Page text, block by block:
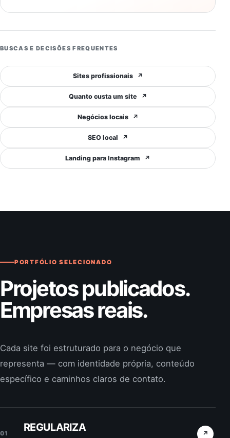
BUSCAS E DECISÕES FREQUENTES
Sites profissionais ↗
Quanto custa um site ↗
Negócios locais ↗
SEO local ↗
Landing para Instagram ↗
PORTFÓLIO SELECIONADO
Projetos publicados.
Empresas reais.
Cada site foi estruturado para o negócio que
representa — com identidade própria, conteúdo
específico e caminhos claros de contato.
01
REGULARIZA
↗